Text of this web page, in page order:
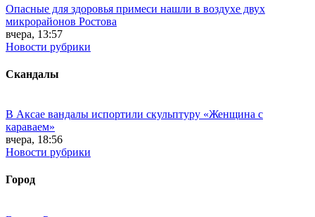
Опасные для здоровья примеси нашли в воздухе двух
микрорайонов Ростова
вчера, 13:57
Новости рубрики
Скандалы
В Аксае вандалы испортили скульптуру «Женщина с
караваем»
вчера, 18:56
Новости рубрики
Город